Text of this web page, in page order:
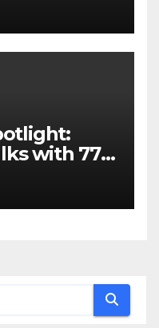
with 777